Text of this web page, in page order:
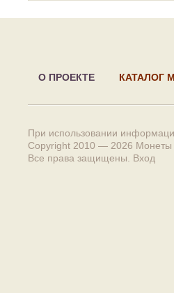
О ПРОЕКТЕ КАТАЛОГ
При использовании
Copyright 2010 — 2026 Монеты
Все права защищены. Вход